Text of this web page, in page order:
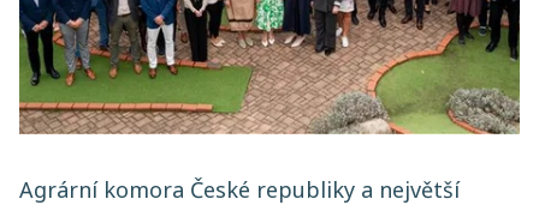
Agrární komora České republiky a největší